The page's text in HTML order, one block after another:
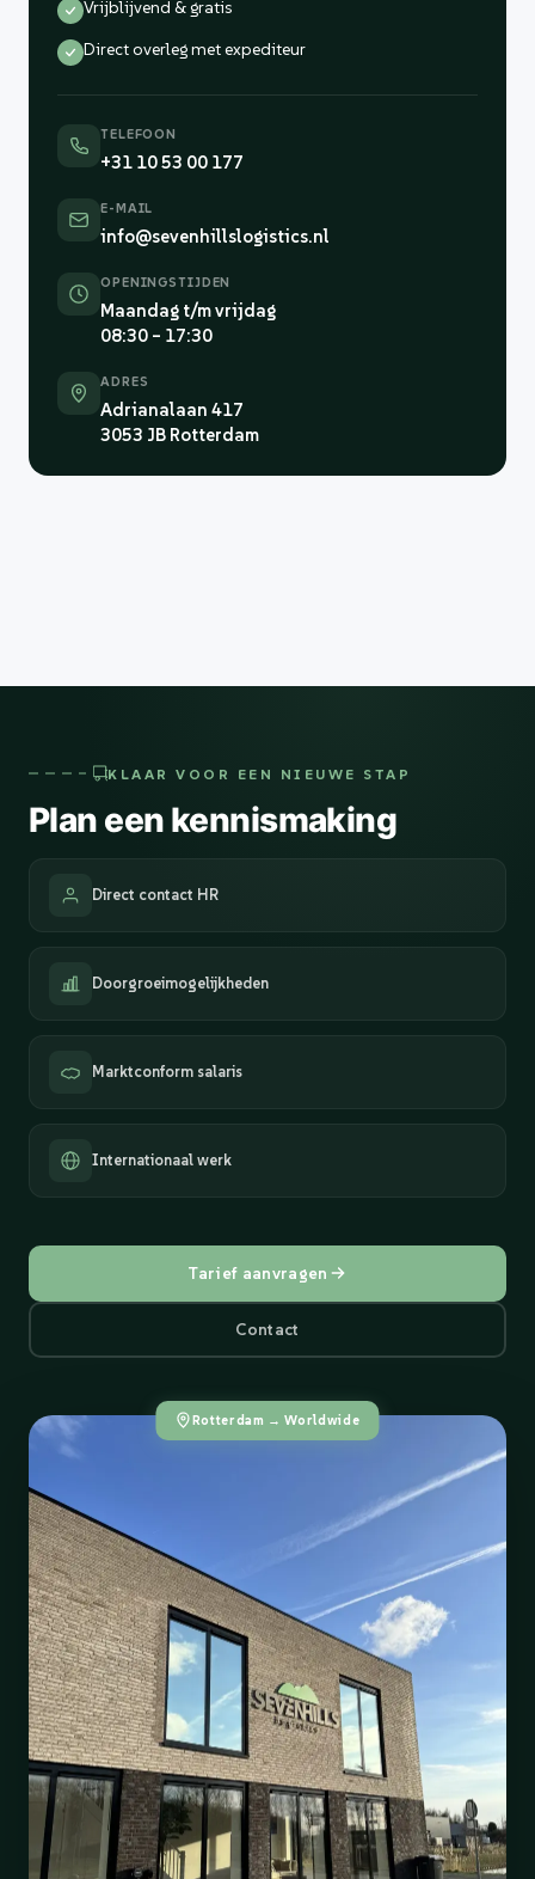
Vrijblijvend & gratis
Direct overleg met expediteur
TELEFOON
+31 10 53 00 177
E-MAIL
info@sevenhillslogistics.nl
OPENINGSTIJDEN
Maandag t/m vrijdag
08:30 – 17:30
ADRES
Adrianalaan 417
3053 JB Rotterdam
KLAAR VOOR EEN NIEUWE STAP
Plan een kennismaking
Direct contact HR
Doorgroeimogelijkheden
Marktconform salaris
Internationaal werk
Tarief aanvragen
Contact
Rotterdam → Worldwide